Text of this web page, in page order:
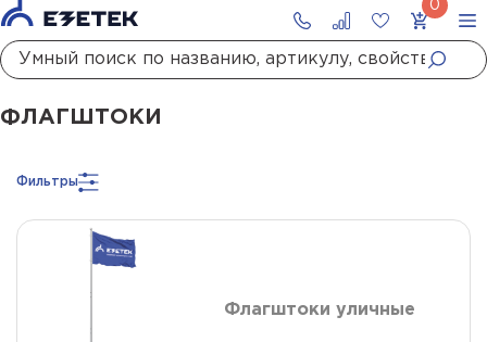
ГлавнаяКаталог Флагштоки
ФЛАГШТОКИ
Фильтры
Флагштоки уличные